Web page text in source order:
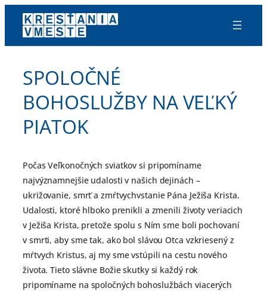
Prejsť
obsah
SPOLOČNÉ
BOHOSLUŽBY NA VEĽKÝ
PIATOK
Počas Veľkonočných sviatkov si pripomíname
najvýznamnejšie udalosti v našich dejinách –
ukrižovanie, smrť a zmŕtvychvstanie Pána Ježiša Krista.
Udalosti, ktoré hlboko prenikli a zmenili životy veriacich
v Ježiša Krista, pretože spolu s Ním sme boli pochovaní
v smrti, aby sme tak, ako bol slávou Otca vzkriesený z
mŕtvych Kristus, aj my sme vstúpili na cestu nového
života. Tieto slávne Božie skutky si každý rok
pripomíname na spoločných bohoslužbách viacerých